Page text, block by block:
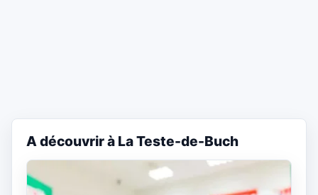
A découvrir à La Teste-de-Buch